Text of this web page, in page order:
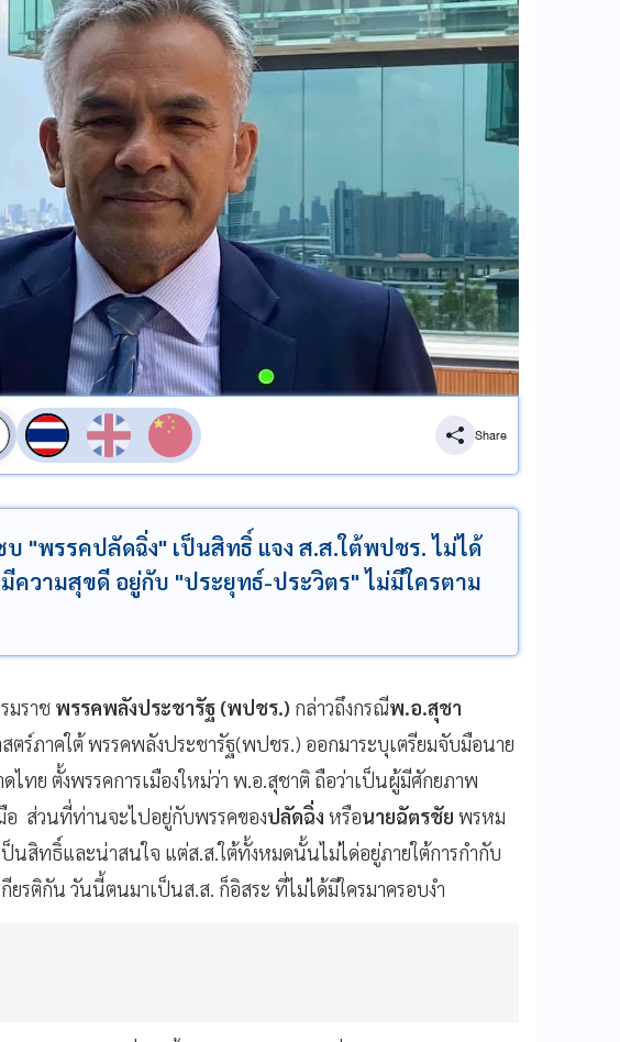
าน
Share
บ "พรรคปลัดฉิ่ง" เป็นสิทธิ์ แจง ส.ส.ใต้พปชร. ไม่ได้
ความสุขดี อยู่กับ "ประยุทธ์-ประวิตร" ไม่มีใครตาม
มราช พรรคพลังประชารัฐ​ (พปชร.) กล่าวถึงกรณี​พ.อ.สุชา
ร์ภาคใต้ พรรคพลังประชารัฐ(พปชร.) ออกมาระบุเตรียมจับมือนาย
ไทย ตั้งพรรคการเมืองใหม่ว่า​ พ.อ.สุชาติ ถือว่าเป็นผู้มีศักยภาพ
อ ส่วนที่ท่านจะไปอยู่กับพรรคของปลัดฉิ่ง หรือนายฉัตรชัย พรหม
นสิทธิ์และน่าสนใจ แต่ส.ส.ใต้ทั้งหมดนั้นไม่ได่อยู่ภายใต้การกำกับ
ยรติกัน วันนี้ตนมาเป็นส.ส. ก็อิสระ ที่ไม่ได้มีใครมาครอบงำ